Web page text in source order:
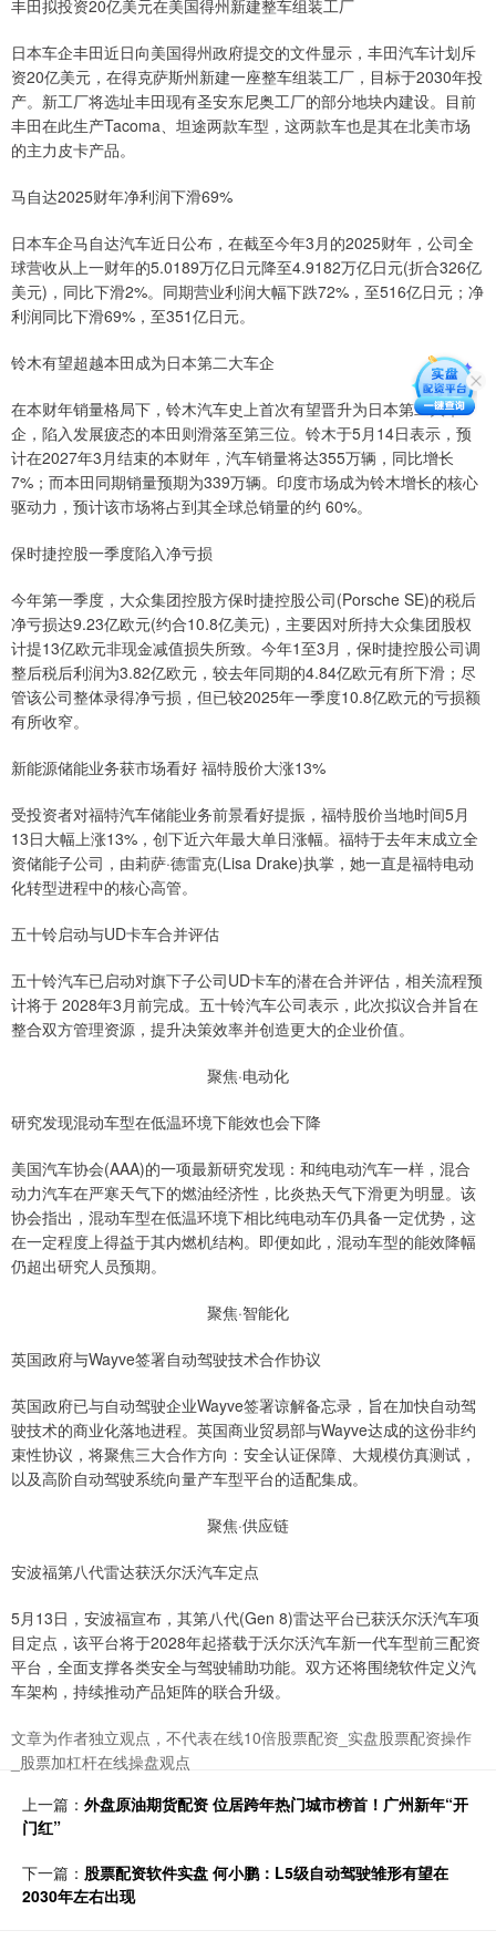
丰田拟投资20亿美元在美国得州新建整车组装工厂
日本车企丰田近日向美国得州政府提交的文件显示，丰田汽车计划斥
资20亿美元，在得克萨斯州新建一座整车组装工厂，目标于2030年投
产。新工厂将选址丰田现有圣安东尼奥工厂的部分地块内建设。目前
丰田在此生产Tacoma、坦途两款车型，这两款车也是其在北美市场
的主力皮卡产品。
马自达2025财年净利润下滑69%
日本车企马自达汽车近日公布，在截至今年3月的2025财年，公司全
球营收从上一财年的5.0189万亿日元降至4.9182万亿日元(折合326亿
美元)，同比下滑2%。同期营业利润大幅下跌72%，至516亿日元；净
利润同比下滑69%，至351亿日元。
铃木有望超越本田成为日本第二大车企
在本财年销量格局下，铃木汽车史上首次有望晋升为日本第二大车
企，陷入发展疲态的本田则滑落至第三位。铃木于5月14日表示，预
计在2027年3月结束的本财年，汽车销量将达355万辆，同比增长
7%；而本田同期销量预期为339万辆。印度市场成为铃木增长的核心
驱动力，预计该市场将占到其全球总销量的约 60%。
保时捷控股一季度陷入净亏损
今年第一季度，大众集团控股方保时捷控股公司(Porsche SE)的税后
净亏损达9.23亿欧元(约合10.8亿美元)，主要因对所持大众集团股权
计提13亿欧元非现金减值损失所致。今年1至3月，保时捷控股公司调
整后税后利润为3.82亿欧元，较去年同期的4.84亿欧元有所下滑；尽
管该公司整体录得净亏损，但已较2025年一季度10.8亿欧元的亏损额
有所收窄。
新能源储能业务获市场看好 福特股价大涨13%
受投资者对福特汽车储能业务前景看好提振，福特股价当地时间5月
13日大幅上涨13%，创下近六年最大单日涨幅。福特于去年末成立全
资储能子公司，由莉萨·德雷克(Lisa Drake)执掌，她一直是福特电动
化转型进程中的核心高管。
五十铃启动与UD卡车合并评估
五十铃汽车已启动对旗下子公司UD卡车的潜在合并评估，相关流程预
计将于 2028年3月前完成。五十铃汽车公司表示，此次拟议合并旨在
整合双方管理资源，提升决策效率并创造更大的企业价值。
聚焦·电动化
研究发现混动车型在低温环境下能效也会下降
美国汽车协会(AAA)的一项最新研究发现：和纯电动汽车一样，混合
动力汽车在严寒天气下的燃油经济性，比炎热天气下滑更为明显。该
协会指出，混动车型在低温环境下相比纯电动车仍具备一定优势，这
在一定程度上得益于其内燃机结构。即便如此，混动车型的能效降幅
仍超出研究人员预期。
聚焦·智能化
英国政府与Wayve签署自动驾驶技术合作协议
英国政府已与自动驾驶企业Wayve签署谅解备忘录，旨在加快自动驾
驶技术的商业化落地进程。英国商业贸易部与Wayve达成的这份非约
束性协议，将聚焦三大合作方向：安全认证保障、大规模仿真测试，
以及高阶自动驾驶系统向量产车型平台的适配集成。
聚焦·供应链
安波福第八代雷达获沃尔沃汽车定点
5月13日，安波福宣布，其第八代(Gen 8)雷达平台已获沃尔沃汽车项
目定点，该平台将于2028年起搭载于沃尔沃汽车新一代车型前三配资
平台，全面支撑各类安全与驾驶辅助功能。双方还将围绕软件定义汽
车架构，持续推动产品矩阵的联合升级。
文章为作者独立观点，不代表在线10倍股票配资_实盘股票配资操作
_股票加杠杆在线操盘观点
上一篇： 外盘原油期货配资 位居跨年热门城市榜首！广州新年“开
门红”
下一篇： 股票配资软件实盘 何小鹏：L5级自动驾驶雏形有望在
2030年左右出现